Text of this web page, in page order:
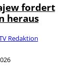
fordert
heraus
Redaktion